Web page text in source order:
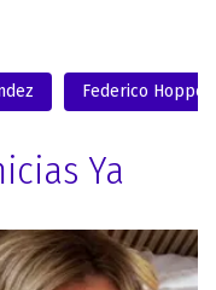
Federico Hoppe
Ya